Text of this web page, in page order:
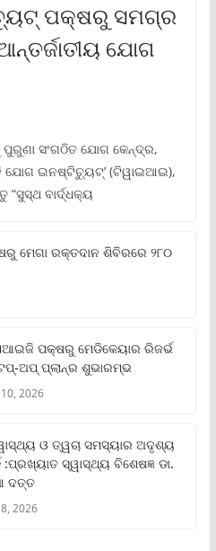
ପକ୍ଷରୁ ସମଗ୍ର
ଯୋଗ
ସଂଗଠିତ ଯୋଗ କେନ୍ଦ୍ର,
ଯୋଗ ଇନଷ୍ଟିଚ୍ୟୁଟ୍‌’ (ଟିୱାଇଆଇ),
ବାର୍ଦ୍ଧକ୍ୟ
ମେଗା ରକ୍ତଦାନ ଶିବିରରେ ୨୮୦
ପକ୍ଷରୁ ମେଡିକେୟାର ରିଜର୍ଭ
ଅପ୍ ପ୍ଲାନ୍‌ର ଶୁଭାରମ୍ଭ
10, 2026
ଓ ତ୍ୱଚା ସମସ୍ୟାର ଅଦୃଶ୍ୟ
:ପ୍ରଖ୍ୟାତ ସ୍ୱାସ୍ଥ୍ୟ ବିଶେଷଜ୍ଞ ଡା.
ଦତ୍ତ
8, 2026